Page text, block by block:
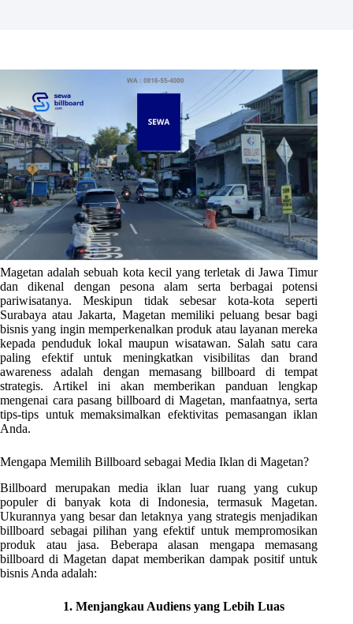
Magetan adalah sebuah kota kecil yang terletak di Jawa Timur
dan dikenal dengan pesona alam serta berbagai potensi
pariwisatanya. Meskipun tidak sebesar kota-kota seperti
Surabaya atau Jakarta, Magetan memiliki peluang besar bagi
bisnis yang ingin memperkenalkan produk atau layanan mereka
kepada penduduk lokal maupun wisatawan. Salah satu cara
paling efektif untuk meningkatkan visibilitas dan brand
awareness adalah dengan memasang billboard di tempat
strategis. Artikel ini akan memberikan panduan lengkap
mengenai cara pasang billboard di Magetan, manfaatnya, serta
tips-tips untuk memaksimalkan efektivitas pemasangan iklan
Anda.
Mengapa Memilih Billboard sebagai Media Iklan di Magetan?
Billboard merupakan media iklan luar ruang yang cukup
populer di banyak kota di Indonesia, termasuk Magetan.
Ukurannya yang besar dan letaknya yang strategis menjadikan
billboard sebagai pilihan yang efektif untuk mempromosikan
produk atau jasa. Beberapa alasan mengapa memasang
billboard di Magetan dapat memberikan dampak positif untuk
bisnis Anda adalah:
1. Menjangkau Audiens yang Lebih Luas